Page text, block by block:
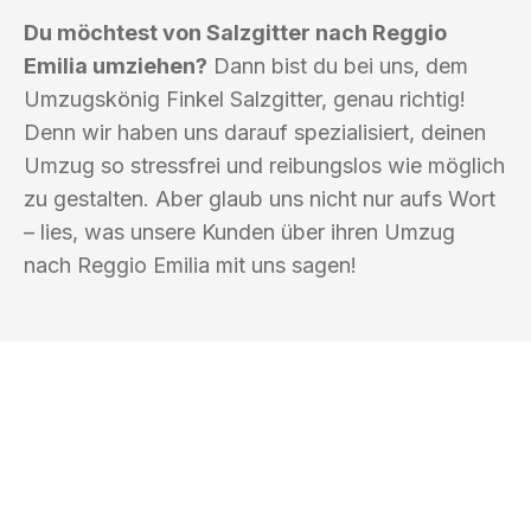
Du möchtest von Salzgitter nach Reggio
Emilia umziehen? Dann bist du bei uns, dem
Umzugskönig Finkel Salzgitter, genau richtig!
Denn wir haben uns darauf spezialisiert, deinen
Umzug so stressfrei und reibungslos wie möglich
zu gestalten. Aber glaub uns nicht nur aufs Wort
– lies, was unsere Kunden über ihren Umzug
nach Reggio Emilia mit uns sagen!